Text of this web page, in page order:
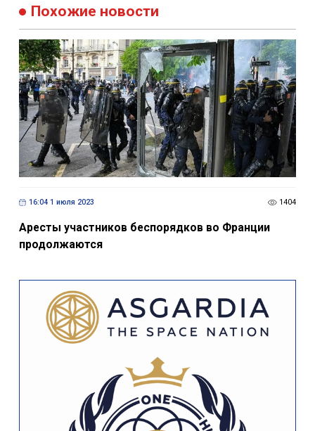
Похожие новости
16:04 1 июля 2023 1404
Аресты участников беспорядков во Франции
продолжаются